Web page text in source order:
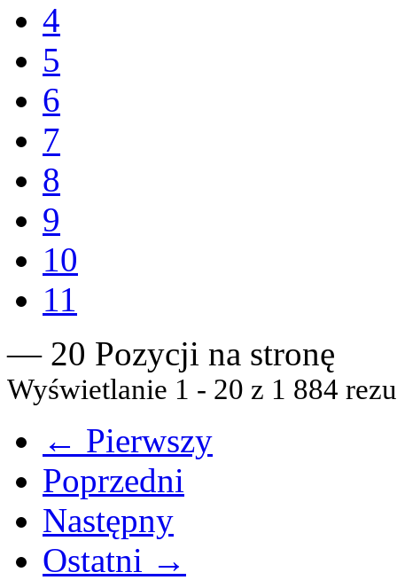
4
5
6
7
8
9
10
11
— 20 Pozycji na stronę
Wyświetlanie 1 - 20 z 1 884
← Pierwszy
Poprzedni
Następny
Ostatni →